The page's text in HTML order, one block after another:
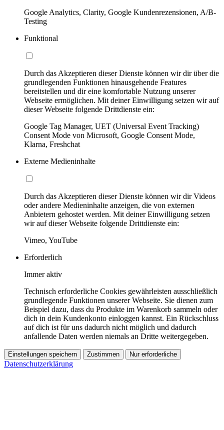
Google Analytics, Clarity, Google Kundenrezensionen, A/B-
Testing
Funktional
Durch das Akzeptieren dieser Dienste können wir dir über die
grundlegenden Funktionen hinausgehende Features
bereitstellen und dir eine komfortable Nutzung unserer
Webseite ermöglichen. Mit deiner Einwilligung setzen wir auf
dieser Webseite folgende Drittdienste ein:
Google Tag Manager, UET (Universal Event Tracking)
Consent Mode von Microsoft, Google Consent Mode,
Klarna, Freshchat
Externe Medieninhalte
Durch das Akzeptieren dieser Dienste können wir dir Videos
oder andere Medieninhalte anzeigen, die von externen
Anbietern gehostet werden. Mit deiner Einwilligung setzen
wir auf dieser Webseite folgende Drittdienste ein:
Vimeo, YouTube
Erforderlich
Immer aktiv
Technisch erforderliche Cookies gewährleisten ausschließlich
grundlegende Funktionen unserer Webseite. Sie dienen zum
Beispiel dazu, dass du Produkte im Warenkorb sammeln oder
dich in dein Kundenkonto einloggen kannst. Ein Rückschluss
auf dich ist für uns dadurch nicht möglich und dadurch
anfallende Daten werden niemals an Dritte weitergegeben.
Einstellungen speichern Zustimmen Nur erforderliche
Datenschutzerklärung